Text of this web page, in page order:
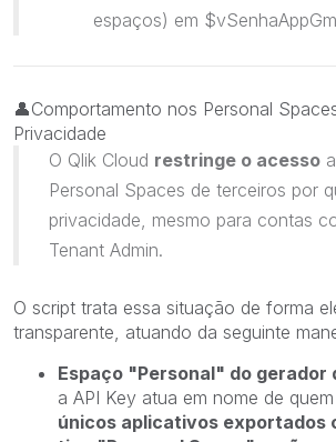
espaços) em
👤Comportamento nos Personal
Privacidade
O Qlik Cloud restringe o acesso
Personal Spaces de terceiros por
privacidade, mesmo para contas
Tenant Admin.
O script trata essa situação de forma
transparente, atuando da seguinte
Espaço "Personal" do gerador
a API Key atua em nome de quem
únicos aplicativos exportados